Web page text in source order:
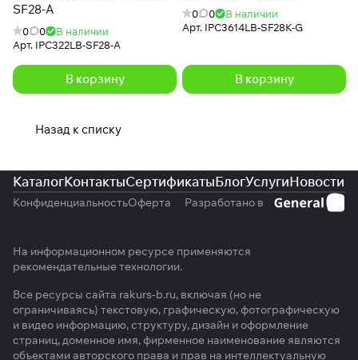
SF28-A
0 0
В наличии
Арт. IPC322LB-SF28-A
В корзину
0 0
В наличии
Арт. IPC3614LB-SF28K-G
В корзину
Назад к списку
КаталогКонтактыСертификатыБлогУслугиНовости
КонфиденциальностьОферта Разработано в
На информационном ресурсе применяются
рекомендательные технологии.
Все ресурсы сайта rakurs-b.ru, включая (но не
ограничиваясь) текстовую, графическую, фотографическую
и видео информацию, структуру, дизайн и оформление
страниц, доменное имя, фирменное наименование являются
объектами авторского права и прав на интеллектуальную